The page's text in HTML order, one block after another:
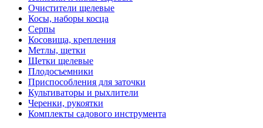
Очистители щелевые
Косы, наборы косца
Серпы
Косовища, крепления
Метлы, щетки
Щетки щелевые
Плодосъемники
Приспособления для заточки
Культиваторы и рыхлители
Черенки, рукоятки
Комплекты садового инструмента